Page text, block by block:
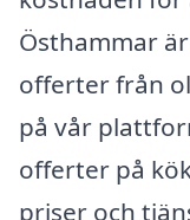
Östhammar
offerter från
på vår
offerter på
priser och